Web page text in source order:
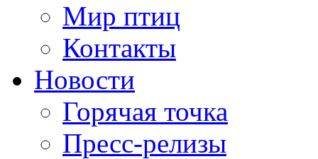
Мир птиц
Контакты
Новости
Горячая точка
Пресс-релизы